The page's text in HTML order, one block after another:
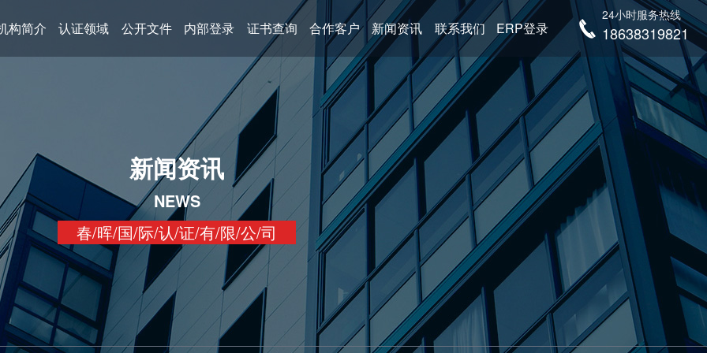
构简介 认证领域 公开文件 内部登录 证书查询 合作客户 新闻资讯 联系我们 ERP登录
24小时服务热线
18638319821
新闻资讯
NEWS
春/晖/国/际/认/证/有/限/公/司